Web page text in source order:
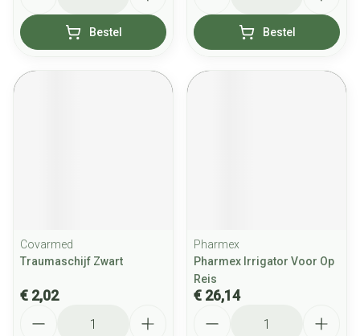
Bestel Bestel
Covarmed
Traumaschijf Zwart
€ 2,02
Pharmex
Pharmex Irrigator Voor Op
Reis
€ 26,14